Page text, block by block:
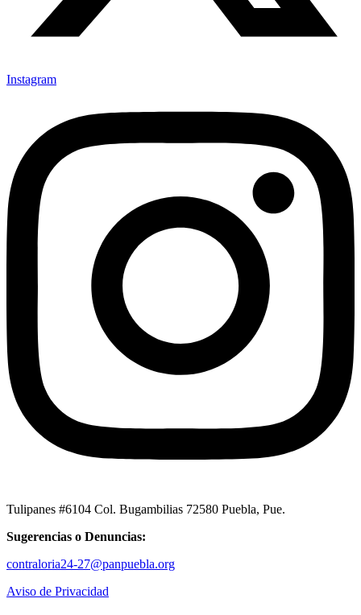
Instagram
Tulipanes #6104 Col. Bugambilias 72580 Puebla, Pue.
Sugerencias o Denuncias:
contraloria24-27@panpuebla.org
Aviso de Privacidad